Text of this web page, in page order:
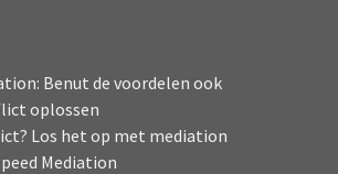
Benut de voordelen ook
oplossen
Los het op met mediation
Mediation